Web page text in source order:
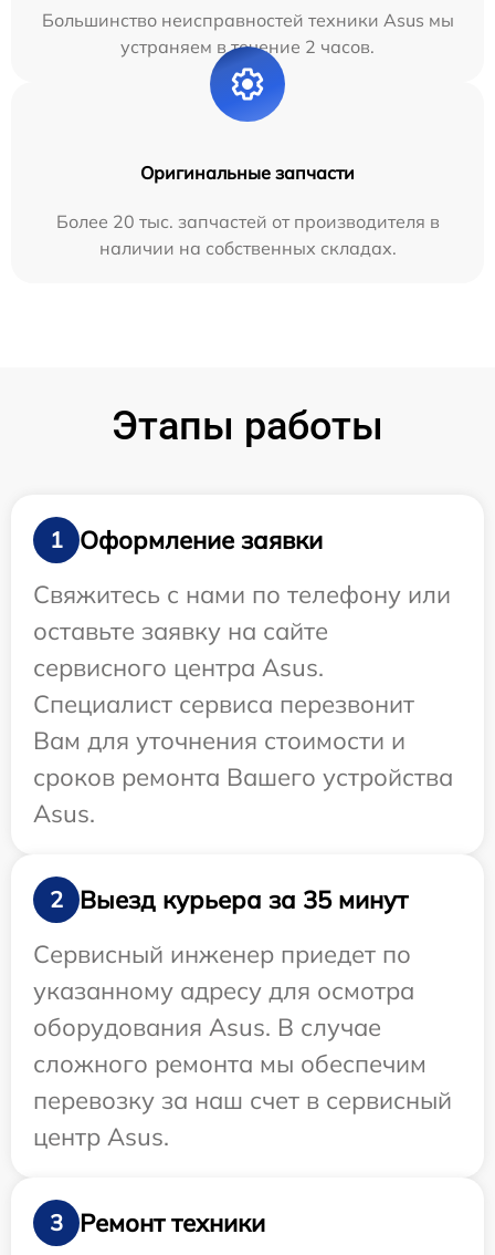
Большинство неисправностей техники Asus мы
устраняем в течение 2 часов.
Оригинальные запчасти
Более 20 тыс. запчастей от производителя в
наличии на собственных складах.
Этапы работы
1
Оформление заявки
Свяжитесь с нами по телефону или
оставьте заявку на сайте
сервисного центра Asus.
Специалист сервиса перезвонит
Вам для уточнения стоимости и
сроков ремонта Вашего устройства
Asus.
2
Выезд курьера за 35 минут
Сервисный инженер приедет по
указанному адресу для осмотра
оборудования Asus. В случае
сложного ремонта мы обеспечим
перевозку за наш счет в сервисный
центр Asus.
3 Ремонт техники